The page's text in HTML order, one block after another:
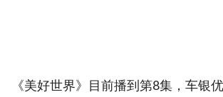
《美好世界》目前播到第8集，车银